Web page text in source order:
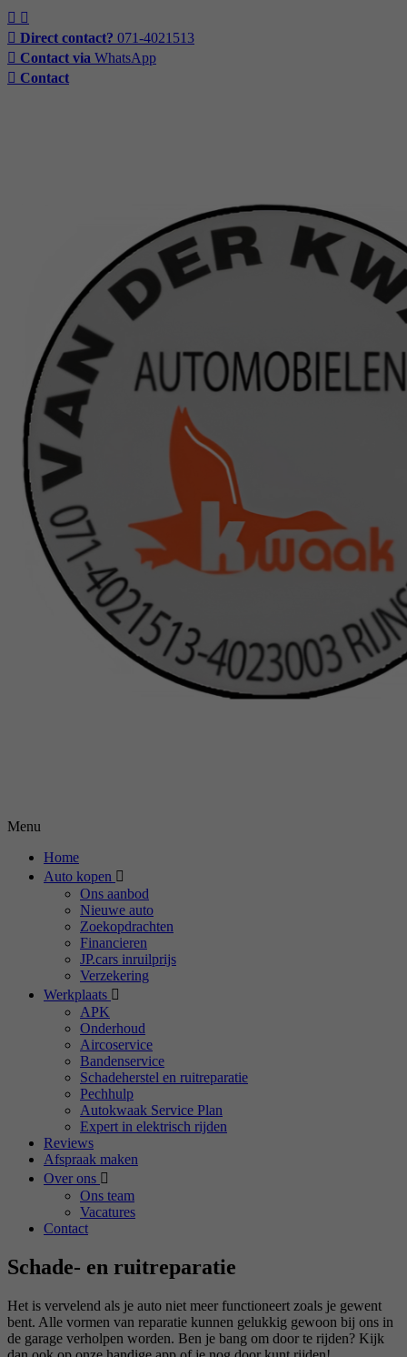
Direct contact? 071-4021513
Contact via WhatsApp
Contact
Menu
Home
Auto kopen
Ons aanbod
Nieuwe auto
Zoekopdrachten
Financieren
JP.cars inruilprijs
Verzekering
Werkplaats
APK
Onderhoud
Aircoservice
Bandenservice
Schadeherstel en ruitreparatie
Pechhulp
Autokwaak Service Plan
Expert in elektrisch rijden
Reviews
Afspraak maken
Over ons
Ons team
Vacatures
Contact
Schade- en ruitreparatie
Het is vervelend als je auto niet meer functioneert zoals je gewent
bent. Alle vormen van reparatie kunnen gelukkig gewoon bij ons in
de garage verholpen worden. Ben je bang om door te rijden? Kijk